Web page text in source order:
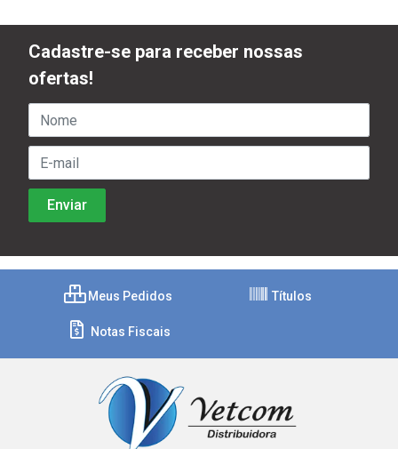
Cadastre-se para receber nossas
ofertas!
Meus Pedidos Títulos
Notas Fiscais